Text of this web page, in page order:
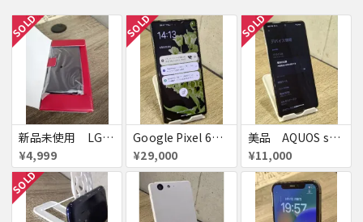
SOLD
新品未使用 LG Wine Smart LGS01 SIMフリー スマホ ガラホ
¥4,999
SOLD
Google Pixel 6 SIMフリー スマホ
¥29,000
SOLD
美品 AQUOS sense5G SHG03 SIMフリー スマホ
¥11,000
SOLD